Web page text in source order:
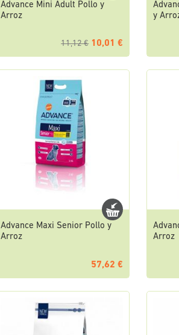
Advance Mini Adult Pollo y
Arroz
11,12 € 10,01 €
y
Advance Maxi Senior Pollo y
Arroz
57,62 €
Arroz